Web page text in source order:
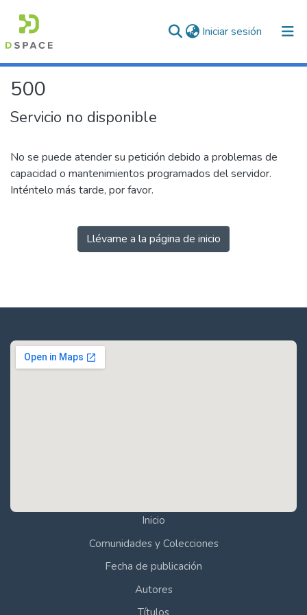
Iniciar sesión (current)
500
Servicio no disponible
No se puede atender su petición debido a problemas de
capacidad o mantenimientos programados del servidor.
Inténtelo más tarde, por favor.
Llévame a la página de inicio
Inicio
Comunidades y Colecciones
Fecha de publicación
Autores